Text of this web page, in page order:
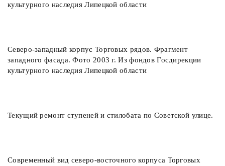
культурного наследия Липецкой области
Северо-западный корпус Торговых рядов. Фрагмент
западного фасада. Фото 2003 г. Из фондов Госдирекции
культурного наследия Липецкой области
Текущий ремонт ступеней и стилобата по Советской улице.
Современный вид северо-восточного корпуса Торговых